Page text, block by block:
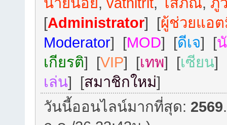
[Administrator] [ผู้ช่วยแอ
Moderator] [MOD] [ดีเจ] [
เกียรติ] [VIP] [เทพ] [เซียน]
เล่น] [สมาชิกใหม่]
วันนี้ออนไลน์มากที่สุด: 2569